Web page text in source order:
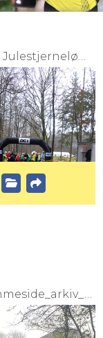
Billeder Julestjerneløb 2018